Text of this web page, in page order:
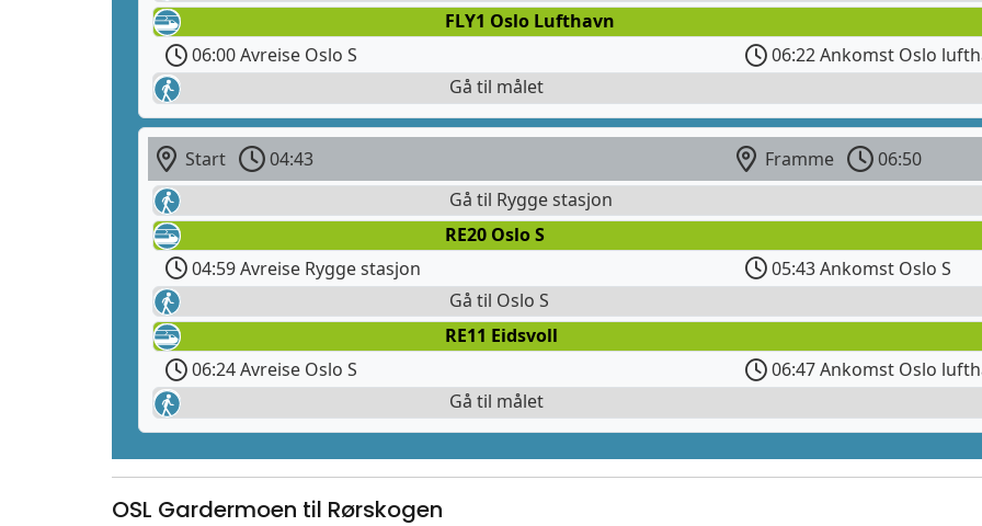
FLY1 Oslo Lufthavn
06:00 Avreise Oslo S
06:22 Ankomst Oslo
Gå til målet
Start 04:43 Framme
06:50
Gå til Rygge stasjon
RE20 Oslo S
04:59 Avreise Rygge stasjon
05:43 Ankomst Oslo S
Gå til Oslo S
RE11 Eidsvoll
06:24 Avreise Oslo S
06:47 Ankomst Oslo
Gå til målet
OSL Gardermoen til Rørskogen